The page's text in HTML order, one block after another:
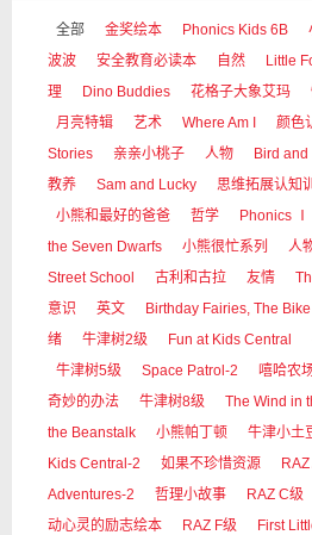
全部 金奖绘本 Phonics Kids 6B
波波
安全教育必读本 自然 Little
理
Dino Buddies 花格子大象艾玛
月亮特辑
艺术 Where Am I 颜色
Stories
亲亲小桃子 人物 Bird and
教养
Sam and Lucky 思维拓展认知
小熊和最好的爸爸
哲学 Phonics Ⅰ
the Seven Dwarfs
小熊很忙系列 人
Street School
古利和古拉 友情
意识
英文 Birthday Fairies, The
绪
牛津树2级 Fun at Kids Central
牛津树5级
Space Patrol-2 嘻哈农
奇妙的办法
牛津树8级 The Wind in
the Beanstalk
小熊帕丁顿 牛津小土
Kids Central-2
如果不珍惜资源
Adventures-2
哲理小故事 RAZ C级
动心灵的励志绘本
RAZ F级 First